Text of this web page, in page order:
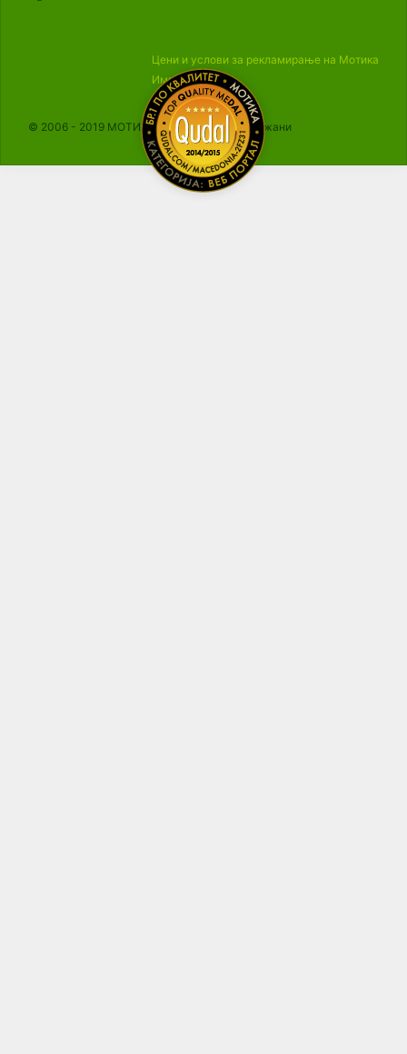
Цени и услови за рекламирање на Мотика
Импресум
© 2006 - 2019 МОТИКА, Сите права се задржани